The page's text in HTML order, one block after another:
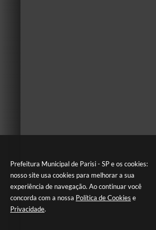
Prefeitura Municipal de Parisi - SP e os cookies:
nosso site usa cookies para melhorar a sua
experiência de navegação. Ao continuar você
concorda com a nossa Política de Cookies e
Privacidade.